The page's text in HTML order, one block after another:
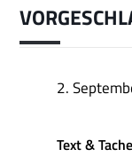
2.
Text &